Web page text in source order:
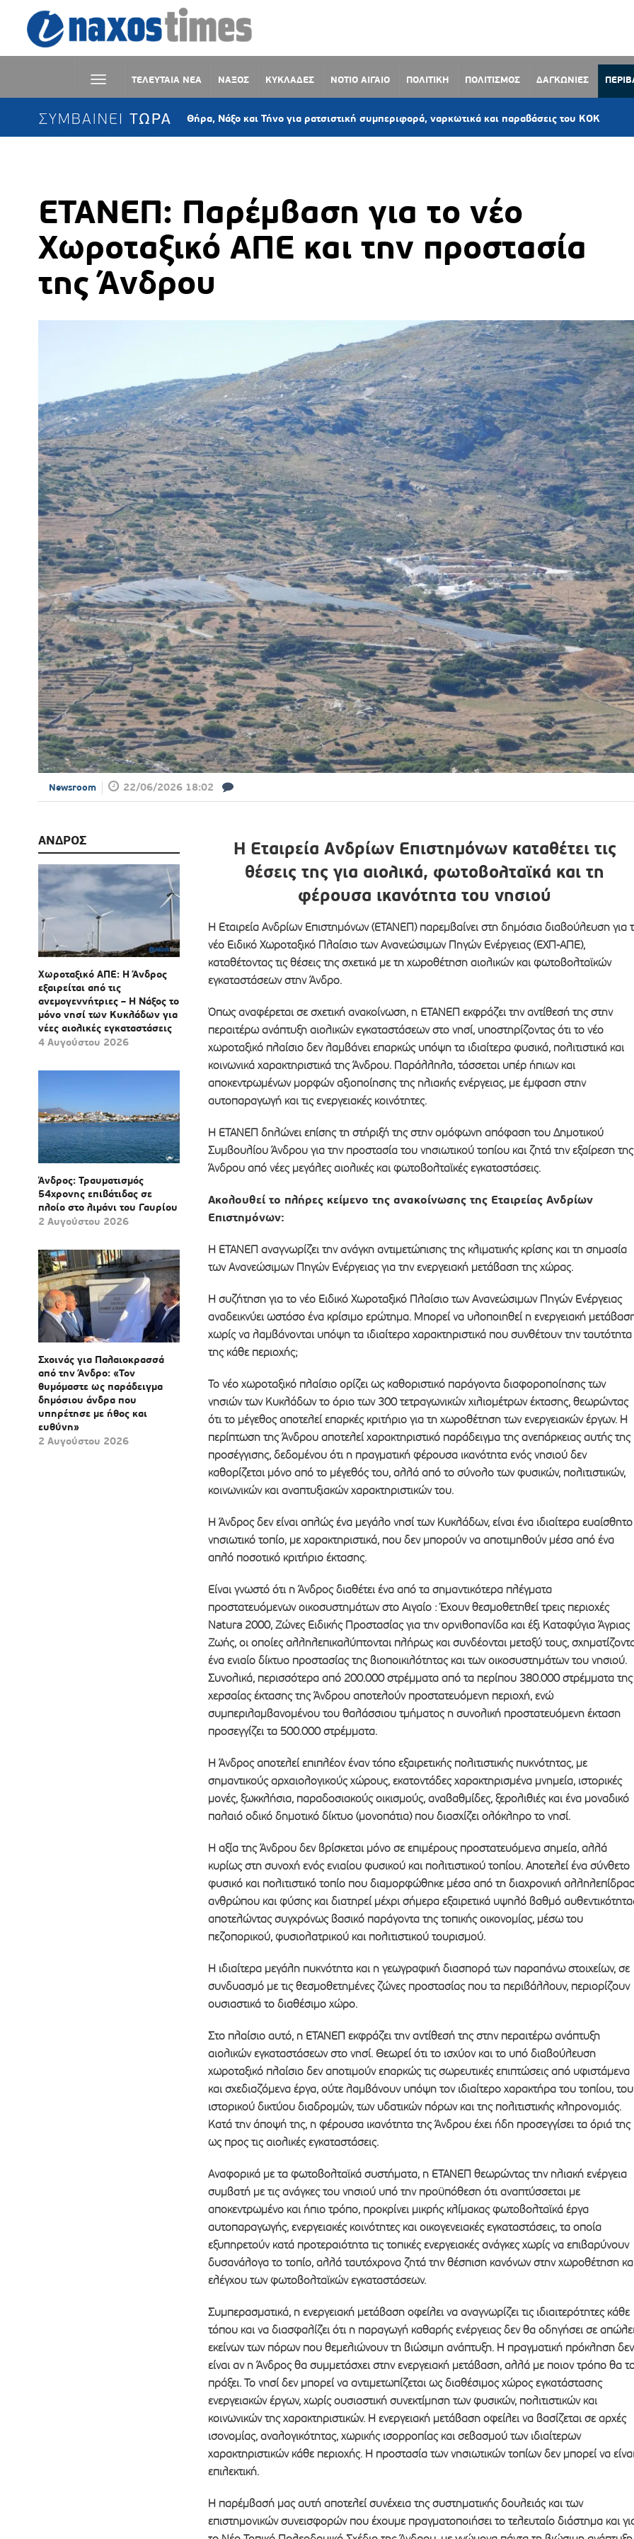
ΤΕΛΕΥΤΑΙΑ ΝΕΑ ΝΑΞΟΣ ΚΥΚΛΑΔΕΣ ΝΟΤΙΟ ΑΙΓΑΙΟ ΠΟΛΙΤΙΚΗ ΠΟΛΙΤΙΣΜΟΣ ΔΑΓΚΩΝΙΕΣ
ΣΥΜΒΑΙΝΕΙ ΤΩΡΑ
Συλλήψεις σε Θήρα, Νάξο και Τήνο για ρατσιστική συμπεριφορά, ναρκωτικά και παραβάσεις του ΚΟΚ 21 λεπτά
ΕΤΑΝΕΠ: Παρέμβαση για το νέο
Χωροταξικό ΑΠΕ και την προστασία
της Άνδρου
Newsroom 22/06/2026 18:02
ΑΝΔΡΟΣ
Χωροταξικό ΑΠΕ: Η Άνδρος
εξαιρείται από τις
ανεμογεννήτριες – Η Νάξος το
μόνο νησί των Κυκλάδων για
νέες αιολικές εγκαταστάσεις
4 Αυγούστου 2026
Άνδρος: Τραυματισμός
54χρονης επιβάτιδας σε
πλοίο στο λιμάνι του Γαυρίου
2 Αυγούστου 2026
Σχοινάς για Παλαιοκρασσά
από την Άνδρο: «Τον
θυμόμαστε ως παράδειγμα
δημόσιου άνδρα που
υπηρέτησε με ήθος και
ευθύνη»
2 Αυγούστου 2026
Η Εταιρεία Ανδρίων Επιστημόνων καταθέτει τις
θέσεις της για αιολικά, φωτοβολταϊκά και τη
φέρουσα ικανότητα του νησιού
Η Εταιρεία Ανδρίων Επιστημόνων (ΕΤΑΝΕΠ) παρεμβαίνει στη δημόσια διαβούλευση για
νέο Ειδικό Χωροταξικό Πλαίσιο των Ανανεώσιμων Πηγών Ενέργειας (ΕΧΠ-ΑΠΕ),
καταθέτοντας τις θέσεις της σχετικά με τη χωροθέτηση αιολικών και φωτοβολταϊκών
εγκαταστάσεων στην Άνδρο.
Όπως αναφέρεται σε σχετική ανακοίνωση, η ΕΤΑΝΕΠ εκφράζει την αντίθεσή της στην
περαιτέρω ανάπτυξη αιολικών εγκαταστάσεων στο νησί, υποστηρίζοντας ότι το νέο
χωροταξικό πλαίσιο δεν λαμβάνει επαρκώς υπόψη τα ιδιαίτερα φυσικά, πολιτιστικά και
κοινωνικά χαρακτηριστικά της Άνδρου. Παράλληλα, τάσσεται υπέρ ήπιων και
αποκεντρωμένων μορφών αξιοποίησης της ηλιακής ενέργειας, με έμφαση στην
αυτοπαραγωγή και τις ενεργειακές κοινότητες.
Η ΕΤΑΝΕΠ δηλώνει επίσης τη στήριξή της στην ομόφωνη απόφαση του Δημοτικού
Συμβουλίου Άνδρου για την προστασία του νησιωτικού τοπίου και ζητά την εξαίρεση της
Άνδρου από νέες μεγάλες αιολικές και φωτοβολταϊκές εγκαταστάσεις.
Ακολουθεί το πλήρες κείμενο της ανακοίνωσης της Εταιρείας Ανδρίων
Επιστημόνων:
Η ΕΤΑΝΕΠ αναγνωρίζει την ανάγκη αντιμετώπισης της κλιματικής κρίσης και τη σημασία
των Ανανεώσιμων Πηγών Ενέργειας για την ενεργειακή μετάβαση της χώρας.
Η συζήτηση για το νέο Ειδικό Χωροταξικό Πλαίσιο των Ανανεώσιμων Πηγών Ενέργειας
αναδεικνύει ωστόσο ένα κρίσιμο ερώτημα. Μπορεί να υλοποιηθεί η ενεργειακή
χωρίς να λαμβάνονται υπόψη τα ιδιαίτερα χαρακτηριστικά που συνθέτουν την ταυτότητα
της κάθε περιοχής;
Το νέο χωροταξικό πλαίσιο ορίζει ως καθοριστικό παράγοντα διαφοροποίησης των
νησιών των Κυκλάδων το όριο των 300 τετραγωνικών χιλιομέτρων έκτασης, θεωρώντας
ότι το μέγεθος αποτελεί επαρκές κριτήριο για τη χωροθέτηση των ενεργειακών έργων. Η
περίπτωση της Άνδρου αποτελεί χαρακτηριστικό παράδειγμα της ανεπάρκειας αυτής της
προσέγγισης, δεδομένου ότι η πραγματική φέρουσα ικανότητα ενός νησιού δεν
καθορίζεται μόνο από το μέγεθός του, αλλά από το σύνολο των φυσικών, πολιτιστικών,
κοινωνικών και αναπτυξιακών χαρακτηριστικών του.
Η Άνδρος δεν είναι απλώς ένα μεγάλο νησί των Κυκλάδων, είναι ένα ιδιαίτερα ευαίσθητο
νησιωτικό τοπίο, με χαρακτηριστικά, που δεν μπορούν να αποτιμηθούν μέσα από ένα
απλό ποσοτικό κριτήριο έκτασης.
Είναι γνωστό ότι η Άνδρος διαθέτει ένα από τα σημαντικότερα πλέγματα
προστατευόμενων οικοσυστημάτων στο Αιγαίο : Έχουν θεσμοθετηθεί τρεις περιοχές
Natura 2000, Ζώνες Ειδικής Προστασίας για την ορνιθοπανίδα και έξι Καταφύγια Άγριας
Ζωής, οι οποίες αλληλεπικαλύπτονται πλήρως και συνδέονται μεταξύ τους,
ένα ενιαίο δίκτυο προστασίας της βιοποικιλότητας και των οικοσυστημάτων του νησιού.
Συνολικά, περισσότερα από 200.000 στρέμματα από τα περίπου 380.000 στρέμματα της
χερσαίας έκτασης της Άνδρου αποτελούν προστατευόμενη περιοχή, ενώ
συμπεριλαμβανομένου του θαλάσσιου τμήματος η συνολική προστατευόμενη έκταση
προσεγγίζει τα 500.000 στρέμματα.
Η Άνδρος αποτελεί επιπλέον έναν τόπο εξαιρετικής πολιτιστικής πυκνότητας, με
σημαντικούς αρχαιολογικούς χώρους, εκατοντάδες χαρακτηρισμένα μνημεία, ιστορικές
μονές, ξωκκλήσια, παραδοσιακούς οικισμούς, αναβαθμίδες, ξερολιθιές και ένα μοναδικό
παλαιό οδικό δημοτικό δίκτυο (μονοπάτια) που διασχίζει ολόκληρο το νησί.
Η αξία της Άνδρου δεν βρίσκεται μόνο σε επιμέρους προστατευόμενα σημεία, αλλά
κυρίως στη συνοχή ενός ενιαίου φυσικού και πολιτιστικού τοπίου. Αποτελεί ένα σύνθετο
φυσικό και πολιτιστικό τοπίο που διαμορφώθηκε μέσα από τη διαχρονική
ανθρώπου και φύσης και διατηρεί μέχρι σήμερα εξαιρετικά υψηλό βαθμό
αποτελώντας συγχρόνως βασικό παράγοντα της τοπικής οικονομίας, μέσω του
πεζοπορικού, φυσιολατρικού και πολιτιστικού τουρισμού.
Η ιδιαίτερα μεγάλη πυκνότητα και η γεωγραφική διασπορά των παραπάνω στοιχείων, σε
συνδυασμό με τις θεσμοθετημένες ζώνες προστασίας που τα περιβάλλουν, περιορίζουν
ουσιαστικά το διαθέσιμο χώρο.
Στο πλαίσιο αυτό, η ΕΤΑΝΕΠ εκφράζει την αντίθεσή της στην περαιτέρω ανάπτυξη
αιολικών εγκαταστάσεων στο νησί. Θεωρεί ότι το ισχύον και το υπό διαβούλευση
χωροταξικό πλαίσιο δεν αποτιμούν επαρκώς τις σωρευτικές επιπτώσεις από υφιστάμενα
και σχεδιαζόμενα έργα, ούτε λαμβάνουν υπόψη τον ιδιαίτερο χαρακτήρα του τοπίου, του
ιστορικού δικτύου διαδρομών, των υδατικών πόρων και της πολιτιστικής κληρονομιάς.
Κατά την άποψή της, η φέρουσα ικανότητα της Άνδρου έχει ήδη προσεγγίσει τα όριά της
ως προς τις αιολικές εγκαταστάσεις.
Αναφορικά με τα φωτοβολταϊκά συστήματα, η ΕΤΑΝΕΠ θεωρώντας την ηλιακή ενέργεια
συμβατή με τις ανάγκες του νησιού υπό την προϋπόθεση ότι αναπτύσσεται με
αποκεντρωμένο και ήπιο τρόπο, προκρίνει μικρής κλίμακας φωτοβολταϊκά έργα
αυτοπαραγωγής, ενεργειακές κοινότητες και οικογενειακές εγκαταστάσεις, τα οποία
εξυπηρετούν κατά προτεραιότητα τις τοπικές ενεργειακές ανάγκες χωρίς να επιβαρύνουν
δυσανάλογα το τοπίο, αλλά ταυτόχρονα ζητά την θέσπιση κανόνων στην χωροθέτηση
ελέγχου των φωτοβολταϊκών εγκαταστάσεων.
Συμπερασματικά, η ενεργειακή μετάβαση οφείλει να αναγνωρίζει τις ιδιαιτερότητες κάθε
τόπου και να διασφαλίζει ότι η παραγωγή καθαρής ενέργειας δεν θα οδηγήσει σε
εκείνων των πόρων που θεμελιώνουν τη βιώσιμη ανάπτυξη. Η πραγματική πρόκληση δεν
είναι αν η Άνδρος θα συμμετάσχει στην ενεργειακή μετάβαση, αλλά με ποιον τρόπο θα
πράξει. Το νησί δεν μπορεί να αντιμετωπίζεται ως διαθέσιμος χώρος εγκατάστασης
ενεργειακών έργων, χωρίς ουσιαστική συνεκτίμηση των φυσικών, πολιτιστικών και
κοινωνικών της χαρακτηριστικών. Η ενεργειακή μετάβαση οφείλει να βασίζεται σε αρχές
ισονομίας, αναλογικότητας, χωρικής ισορροπίας και σεβασμού των ιδιαίτερων
χαρακτηριστικών κάθε περιοχής. Η προστασία των νησιωτικών τοπίων δεν μπορεί να
επιλεκτική.
Η παρέμβασή μας αυτή αποτελεί συνέχεια της συστηματικής δουλειάς και των
επιστημονικών συνεισφορών που έχουμε πραγματοποιήσει το τελευταίο διάστημα και